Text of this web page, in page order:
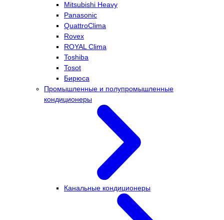
Mitsubishi Heavy
Panasonic
QuattroClima
Rovex
ROYAL Clima
Toshiba
Tosot
Бирюса
Промышленные и полупромышленные
кондиционеры
Канальные кондиционеры